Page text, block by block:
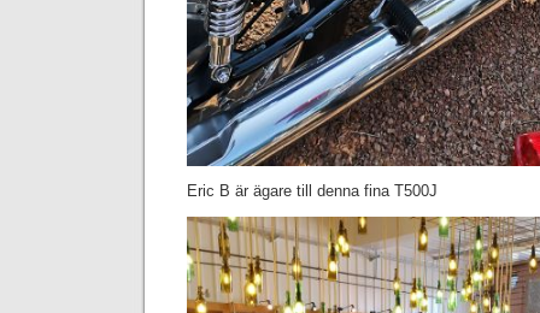
Eric B är ägare till denna fina T500J